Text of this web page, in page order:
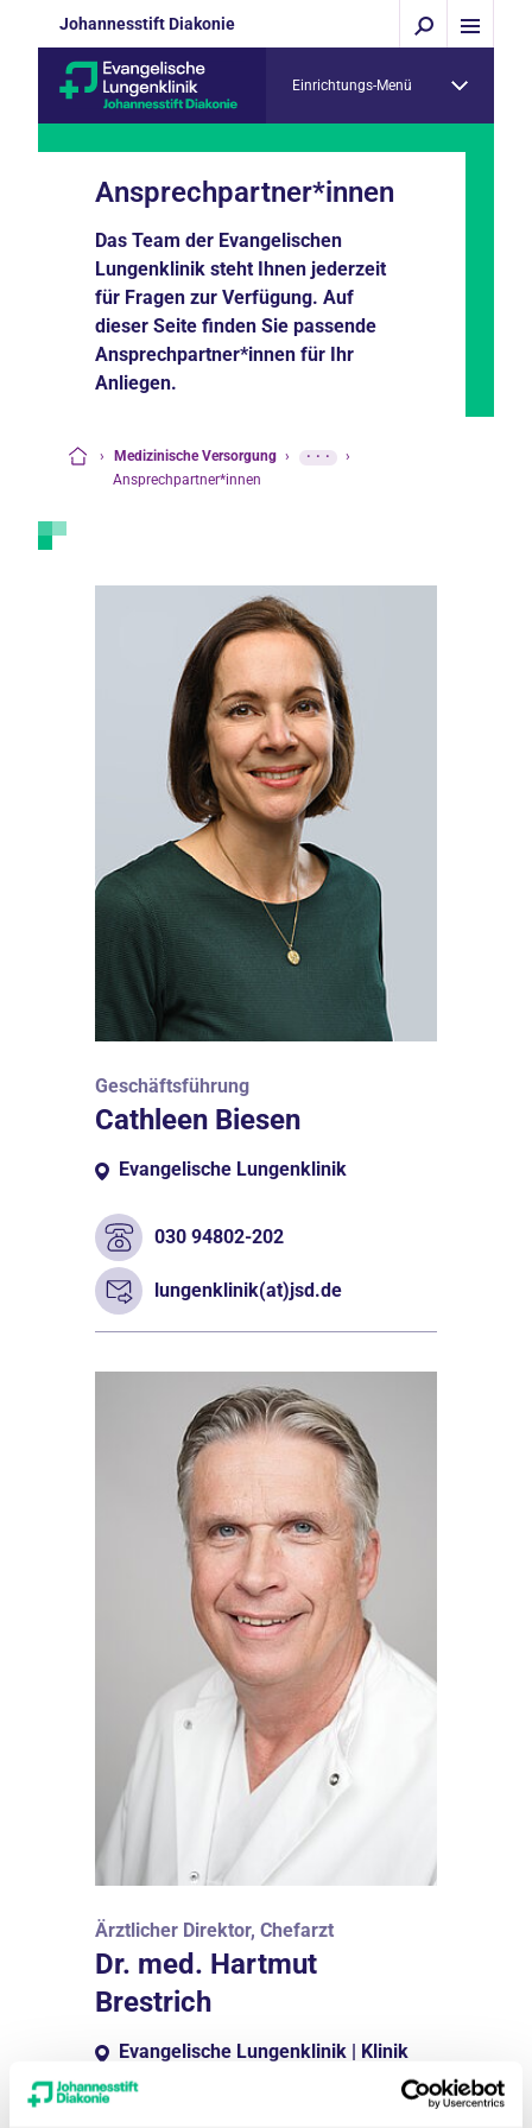
Johannesstift Diakonie
Einrichtungs-Menü
Ansprechpartner*innen
Das Team der Evangelischen
Lungenklinik steht Ihnen jederzeit
für Fragen zur Verfügung. Auf
dieser Seite finden Sie passende
Ansprechpartner*innen für Ihr
Anliegen.
› Medizinische Versorgung › ···
›
Ansprechpartner*innen
Geschäftsführung
Cathleen Biesen
Evangelische Lungenklinik
030 94802-202
lungenklinik(at)jsd.de
Ärztlicher Direktor, Chefarzt
Dr. med. Hartmut
Brestrich
Evangelische Lungenklinik | Klinik
für Anästhesie und Intensivmedizin